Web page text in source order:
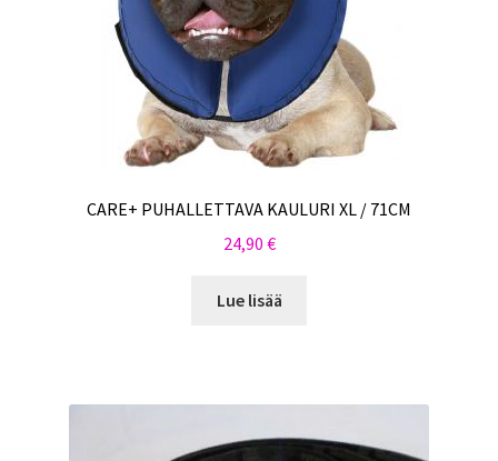
CARE+ PUHALLETTAVA KAULURI XL / 71CM
24,90 €
Lue lisää